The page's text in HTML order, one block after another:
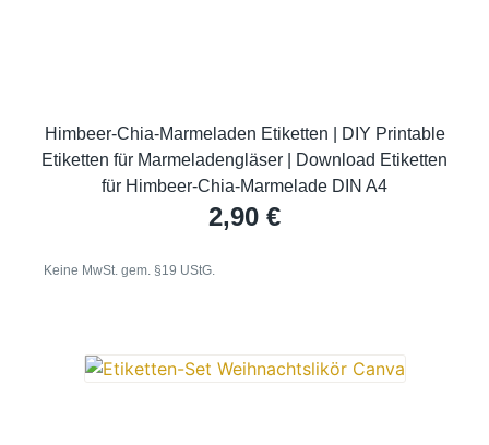
Himbeer-Chia-Marmeladen Etiketten | DIY Printable
Etiketten für Marmeladengläser | Download Etiketten
für Himbeer-Chia-Marmelade DIN A4
2,90 €
Keine MwSt. gem. §19 UStG.